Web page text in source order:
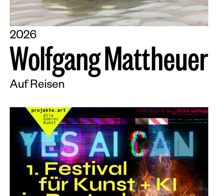
2026
WolfgangMattheuer
Auf Reisen